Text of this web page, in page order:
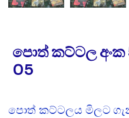
පොත් කට්ටල අංක
05
පොත් කට්ටලය මිලට